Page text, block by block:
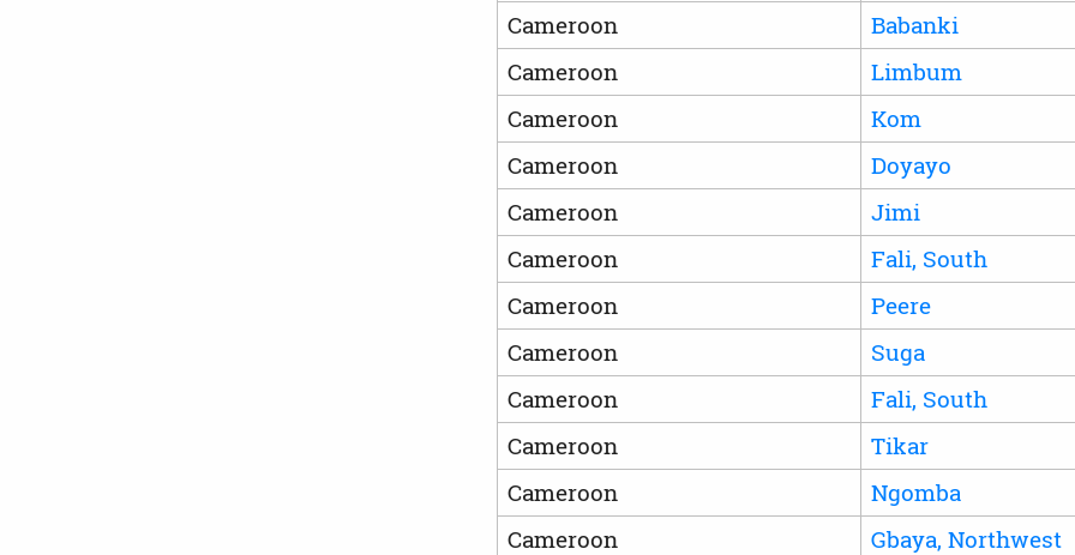
Cameroon
Babanki
Cameroon
Limbum
Cameroon
Kom
Cameroon
Doyayo
Cameroon
Jimi
Cameroon
Fali, South
Cameroon
Peere
Cameroon
Suga
Cameroon
Fali, South
Cameroon
Tikar
Cameroon
Ngomba
Cameroon
Gbaya, Northwest